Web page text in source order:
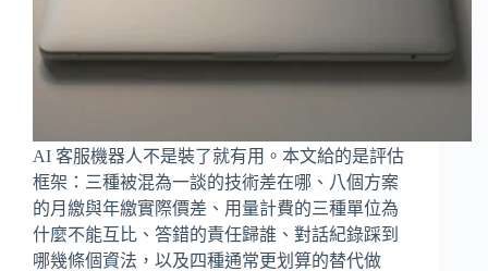
AI 客服機器人不是裝了就有用。本文給的是評估
框架：三種被混為一談的技術差在哪、八個方案
的月繳與年繳實際價差、用量計費的三種單位為
什麼不能互比、答錯的責任歸誰、對話紀錄踩到
哪幾條個資法，以及四種通常更划算的替代做